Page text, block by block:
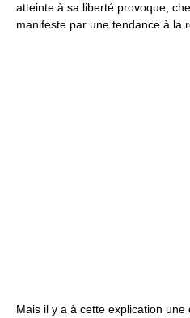
atteinte à sa liberté provoque,
manifeste par une tendance à la
Mais il y a à cette explication